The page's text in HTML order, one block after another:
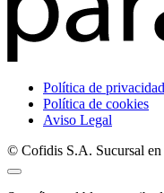
Política de privacidad
Política de cookies
Aviso Legal
© Cofidis S.A. Sucursal en